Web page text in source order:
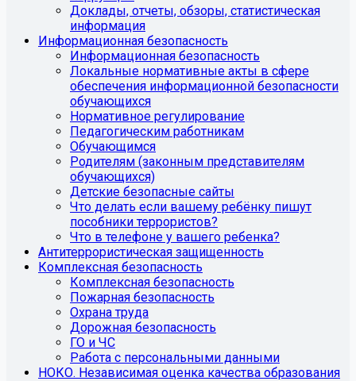
Доклады, отчеты, обзоры, статистическая
информация
Информационная безопасность
Информационная безопасность
Локальные нормативные акты в сфере
обеспечения информационной безопасности
обучающихся
Нормативное регулирование
Педагогическим работникам
Обучающимся
Родителям (законным представителям
обучающихся)
Детские безопасные сайты
Что делать если вашему ребёнку пишут
пособники террористов?
Что в телефоне у вашего ребенка?
Антитеррористическая защищенность
Комплексная безопасность
Комплексная безопасность
Пожарная безопасность
Охрана труда
Дорожная безопасность
ГО и ЧС
Работа с персональными данными
НОКО. Независимая оценка качества образования